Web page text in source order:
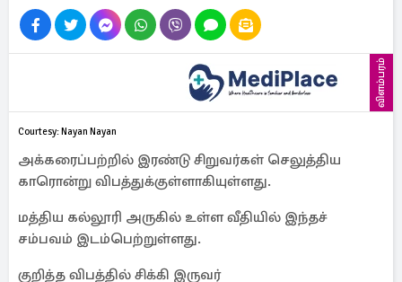
விளம்பரம்
Courtesy: Nayan Nayan
அக்கரைப்பற்றில் இரண்டு சிறுவர்கள் செலுத்திய
காரொன்று விபத்துக்குள்ளாகியுள்ளது.
மத்திய கல்லூரி அருகில் உள்ள வீதியில் இந்தச்
சம்பவம் இடம்பெற்றுள்ளது.
குறித்த விபத்தில் சிக்கி இருவர்